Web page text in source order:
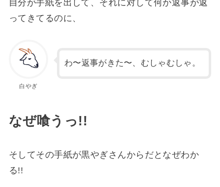
自分が手紙を出して、それに対して何か返事が返
ってきてるのに、
白やぎ
わ〜返事がきた〜、むしゃむしゃ。
なぜ喰うっ!!
そしてその手紙が黒やぎさんからだとなぜわか
る!!